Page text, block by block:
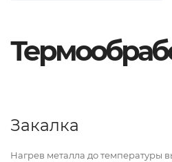
Закалка
Нагрев металла до температуры